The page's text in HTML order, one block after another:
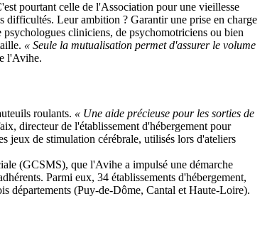
pourtant celle de l'Association pour une vieillesse
difficultés. Leur ambition ? Garantir une prise en charge
psychologues cliniciens, de psychomotriciens ou bien
« Seule la mutualisation permet d'assurer le volume
l'Avihe.
roulants. « Une aide précieuse pour les sorties de
directeur de l'établissement d'hébergement pour
jeux de stimulation cérébrale, utilisés lors d'ateliers
(GCSMS), que l'Avihe a impulsé une démarche
Parmi eux, 34 établissements d'hébergement,
départements (Puy-de-Dôme, Cantal et Haute-Loire).